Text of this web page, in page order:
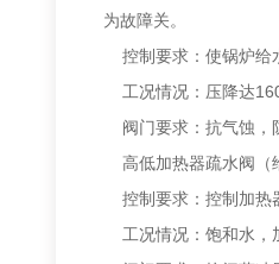
为故障关。
控制要求：使锅炉给
工况情况：压降达
阀门要求：抗气蚀，
高低加热器疏水阀（
控制要求：控制加热
工况情况：饱和水，